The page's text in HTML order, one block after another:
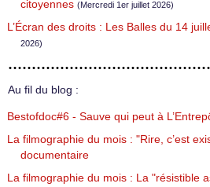
citoyennes (Mercredi 1er juillet 2026)
L’Écran des droits : Les Balles du 14
2026)
Au fil du blog :
Bestofdoc#6 - Sauve qui peut à
La filmographie du mois : "Rire, c’est
documentaire
La filmographie du mois : La "résistible